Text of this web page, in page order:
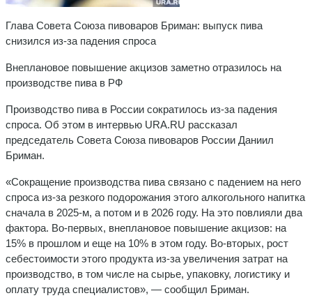
Глава Совета Союза пивоваров Бриман: выпуск пива
снизился из-за падения спроса
Внеплановое повышение акцизов заметно отразилось на
производстве пива в РФ
Производство пива в России сократилось из-за падения
спроса. Об этом в интервью URA.RU рассказал
председатель Совета Союза пивоваров России Даниил
Бриман.
«Сокращение производства пива связано с падением на него
спроса из-за резкого подорожания этого алкогольного напитка
сначала в 2025-м, а потом и в 2026 году. На это повлияли два
фактора. Во-первых, внеплановое повышение акцизов: на
15% в прошлом и еще на 10% в этом году. Во-вторых, рост
себестоимости этого продукта из-за увеличения затрат на
производство, в том числе на сырье, упаковку, логистику и
оплату труда специалистов», — сообщил Бриман.